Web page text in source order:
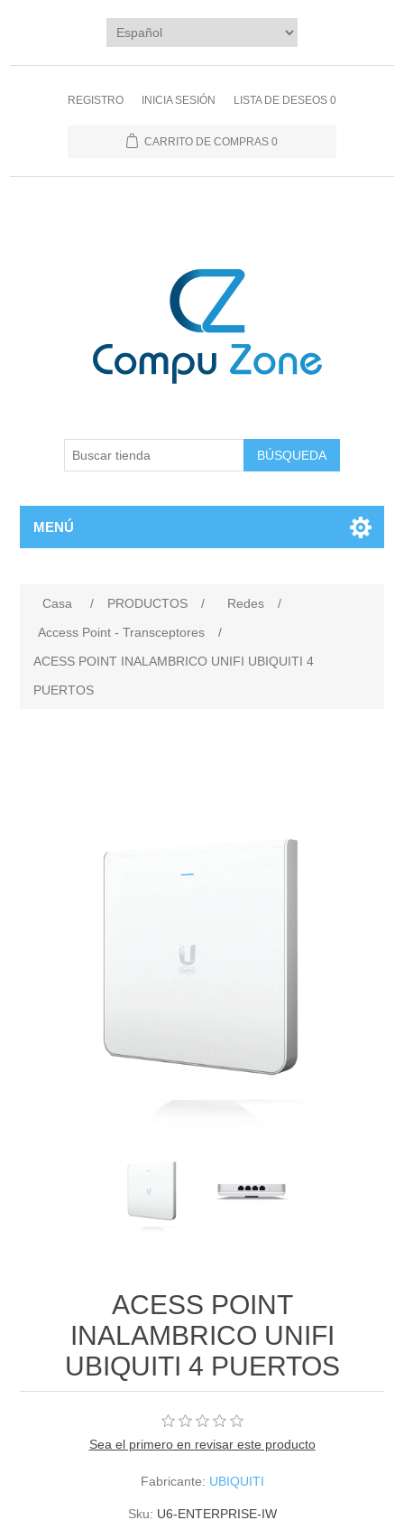
REGISTRO INICIA SESIÓN LISTA DE DESEOS 0
CARRITO DE COMPRAS 0
BÚSQUEDA
MENÚ
Casa / PRODUCTOS / Redes
/
Access Point - Transceptores
/
ACESS POINT INALAMBRICO UNIFI UBIQUITI 4
PUERTOS
ACESS POINT
INALAMBRICO UNIFI
UBIQUITI 4 PUERTOS
Sea el primero en revisar este producto
Fabricante: UBIQUITI
Sku: U6-ENTERPRISE-IW